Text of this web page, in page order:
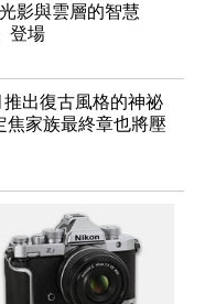
影與雲層的智慧
登場
出復古風格的神祕
焦家族最終章也將壓